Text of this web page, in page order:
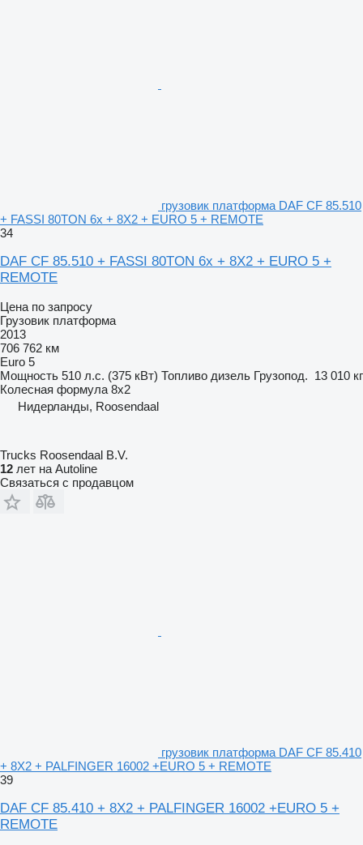
грузовик платформа DAF CF 85.510
+ FASSI 80TON 6x + 8X2 + EURO 5 + REMOTE
34
DAF CF 85.510 + FASSI 80TON 6x + 8X2 + EURO 5 +
REMOTE
Цена по запросу
Грузовик платформа
2013
706 762 км
Euro 5
Мощность 510 л.с. (375 кВт) Топливо дизель Грузопод. 13 010 кг
Колесная формула 8x2
Нидерланды, Roosendaal
Trucks Roosendaal B.V.
12 лет на Autoline
Связаться с продавцом
грузовик платформа DAF CF 85.410
+ 8X2 + PALFINGER 16002 +EURO 5 + REMOTE
39
DAF CF 85.410 + 8X2 + PALFINGER 16002 +EURO 5 +
REMOTE